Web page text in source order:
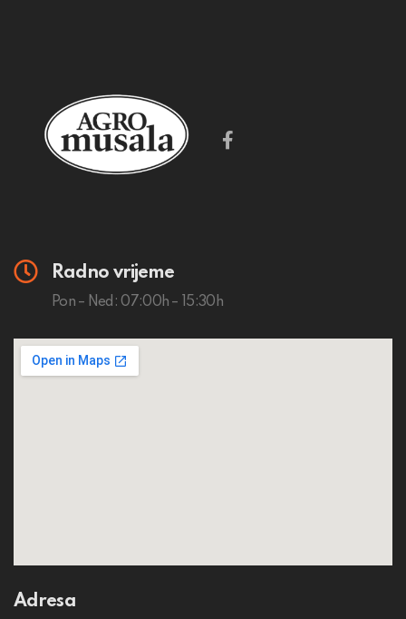
Radno vrijeme
Pon – Ned: 07:00h – 15:30h
Adresa